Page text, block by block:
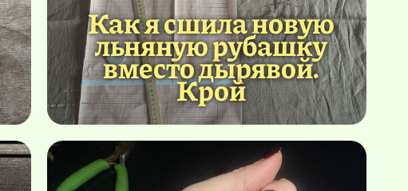
Как я сшила новую
льняную рубашку
вместо дырявой.
Крой